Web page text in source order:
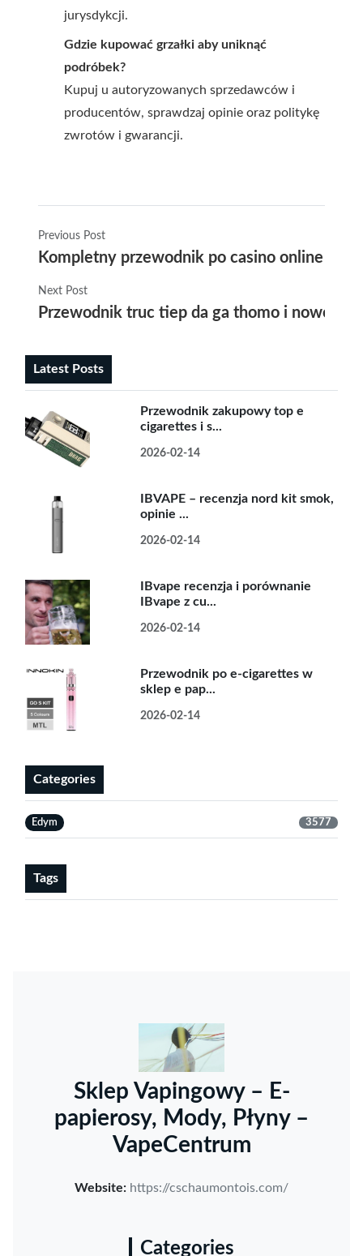
jurysdykcji.
Gdzie kupować grzałki aby uniknąć
podróbek?
Kupuj u autoryzowanych sprzedawców i
producentów, sprawdzaj opinie oraz politykę
zwrotów i gwarancji.
Previous Post
Kompletny przewodnik po casino online uy
Next Post
Przewodnik truc tiep da ga thomo i
Latest Posts
Przewodnik zakupowy top e
cigarettes i s...
2026-02-14
IBVAPE – recenzja nord kit smok,
opinie ...
2026-02-14
IBvape recenzja i porównanie
IBvape z cu...
2026-02-14
Przewodnik po e-cigarettes w
sklep e pap...
2026-02-14
Categories
Edym 3577
Tags
Sklep Vapingowy – E-
papierosy, Mody, Płyny –
VapeCentrum
Website: https://cschaumontois.com/
Categories